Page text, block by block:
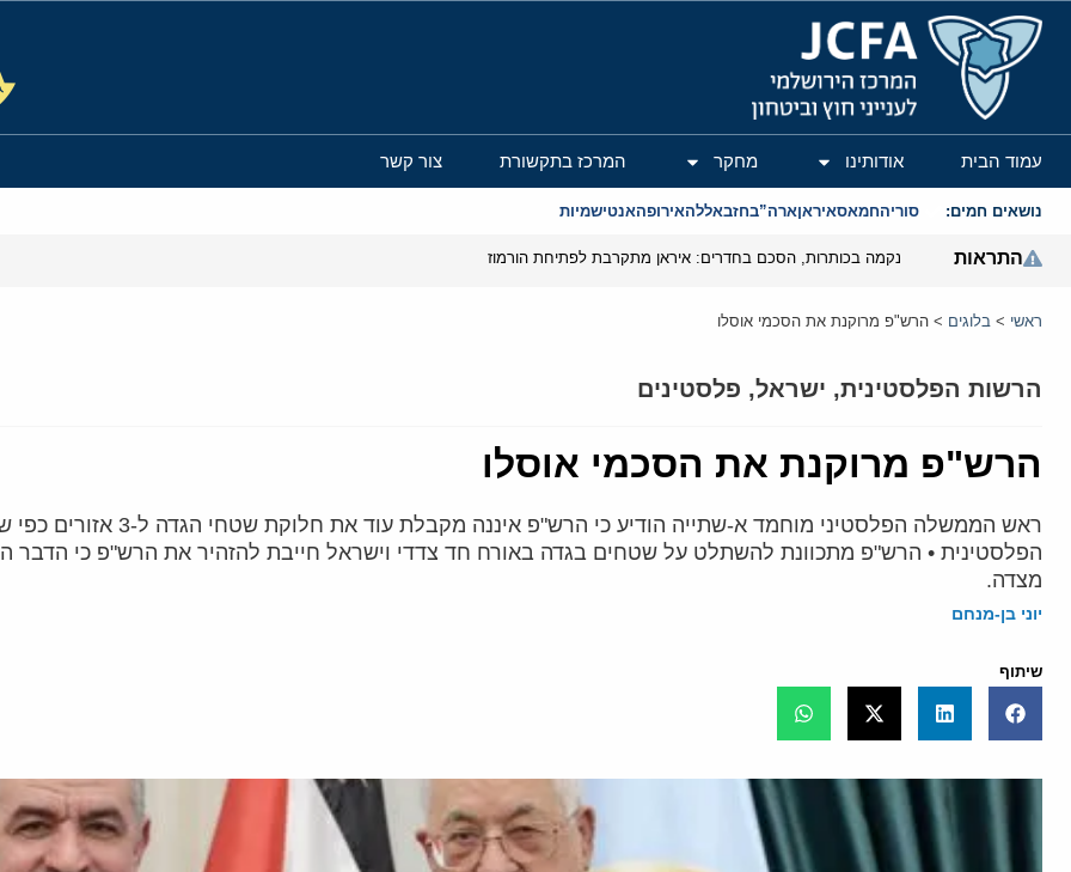
המרכז הירושלמי לענייני חוץ וביטחון
עמוד הבית אודותינו מחקר המרכז בתקשורת צור קשר
נושאים חמים: סוריהחמאסאיראןארה”בחזבאללהאירופהאנטישמיות
התראות נקמה בכותרות, הסכם בחדרים: איראן מתקרבת לפתיחת הורמוז
ראשי > בלוגים > הרש"פ מרוקנת את הסכמי אוסלו
הרשות הפלסטינית, ישראל, פלסטינים
הרש"פ מרוקנת את הסכמי אוסלו
ראש הממשלה הפלסטיני מוחמד
הפלסטינית • הרש"פ מתכוונת להשתלט על שטחים בגדה באורח חד צדדי וישראל חייבת להזהיר את הרש"פ כי הדבר
מצדה.
יוני בן-מנחם
שיתוף